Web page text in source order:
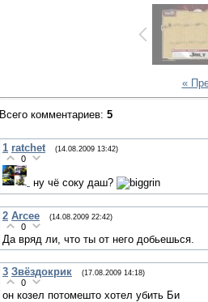
«
Всего комментариев: 5
1 ratchet (14.08.2009 13:42)
0
ну чё соку даш?
2 Arcee (14.08.2009 22:42)
0
Да вряд ли, что ты от него добьешься.
3 Звёздокрик (17.08.2009 14:18)
0
он козел потомешто хотел убить Би